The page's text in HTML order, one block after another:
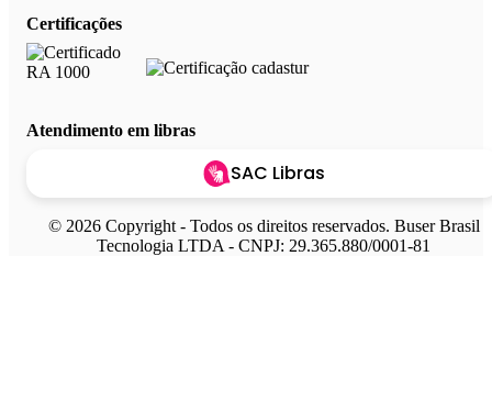
Certificações
Atendimento em libras
SAC Libras
© 2026 Copyright - Todos os direitos reservados. Buser Brasil
Tecnologia LTDA - CNPJ: 29.365.880/0001-81